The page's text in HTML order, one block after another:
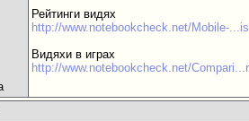
Рейтинги видях
http://www.notebookcheck.net/Mobile-
Видяхи в играх
http://www.notebookcheck.net/